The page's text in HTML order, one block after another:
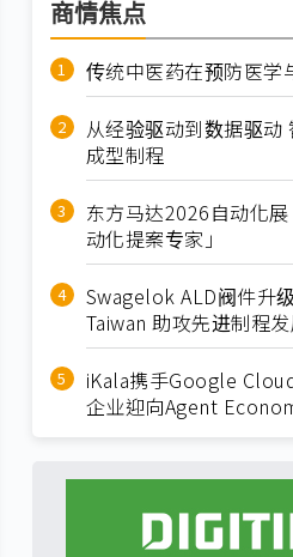
商情焦点
传统中医药在预防医学
从经验驱动到数据驱动
成型制程
东方马达2026自动化
动化提案专家」
Swagelok ALD阀件升
Taiwan 助攻先进制程
iKala携手Google
企业迎向Agent